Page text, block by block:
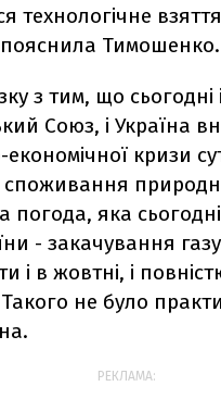
технологічне взяття
Тимошенко.
з тим, що сьогодні і
Союз, і Україна
кризи
погода, яка
- закачування
і в жовтні, і
не було
РЕКЛАМА: